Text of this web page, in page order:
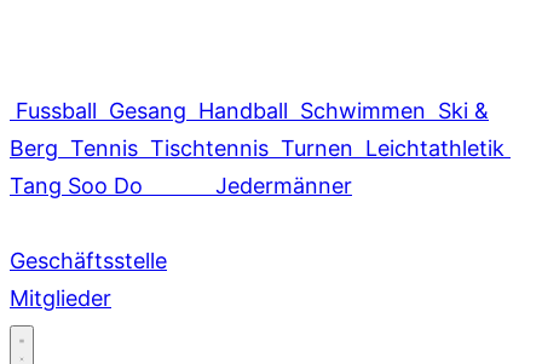
Fussball Gesang Handball Schwimmen Ski &
Berg Tennis Tischtennis Turnen Leichtathletik
Tang Soo Do
Jedermänner
Geschäftsstelle
Mitglieder